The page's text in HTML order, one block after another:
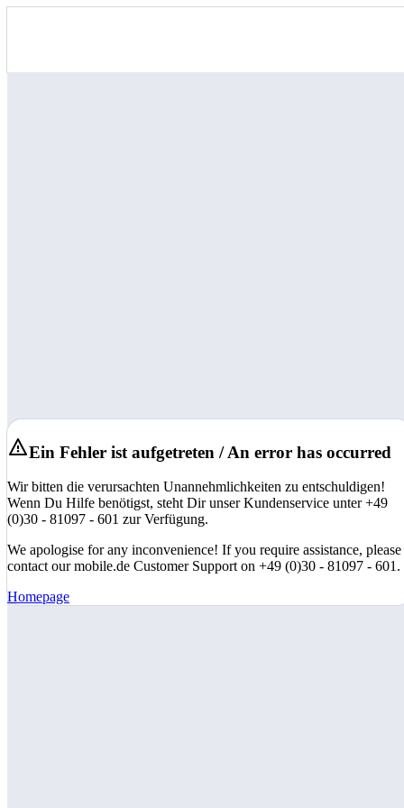
Ein Fehler ist aufgetreten / An error has occurred
Wir bitten die verursachten Unannehmlichkeiten zu entschuldigen!
Wenn Du Hilfe benötigst, steht Dir unser Kundenservice unter +49
(0)30 - 81097 - 601 zur Verfügung.
We apologise for any inconvenience! If you require assistance, please
contact our mobile.de Customer Support on +49 (0)30 - 81097 - 601.
Homepage